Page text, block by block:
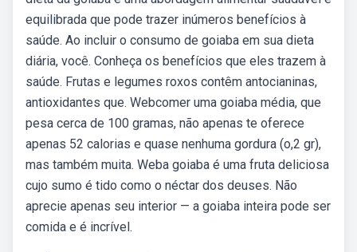
equilibrada que pode trazer inúmeros benefícios à
saúde. Ao incluir o consumo de goiaba em sua dieta
diária, você. Conheça os benefícios que eles trazem à
saúde. Frutas e legumes roxos contêm antocianinas,
antioxidantes que. Webcomer uma goiaba média, que
pesa cerca de 100 gramas, não apenas te oferece
apenas 52 calorias e quase nenhuma gordura (o,2 gr),
mas também muita. Weba goiaba é uma fruta deliciosa
cujo sumo é tido como o néctar dos deuses. Não
aprecie apenas seu interior — a goiaba inteira pode ser
comida e é incrível.